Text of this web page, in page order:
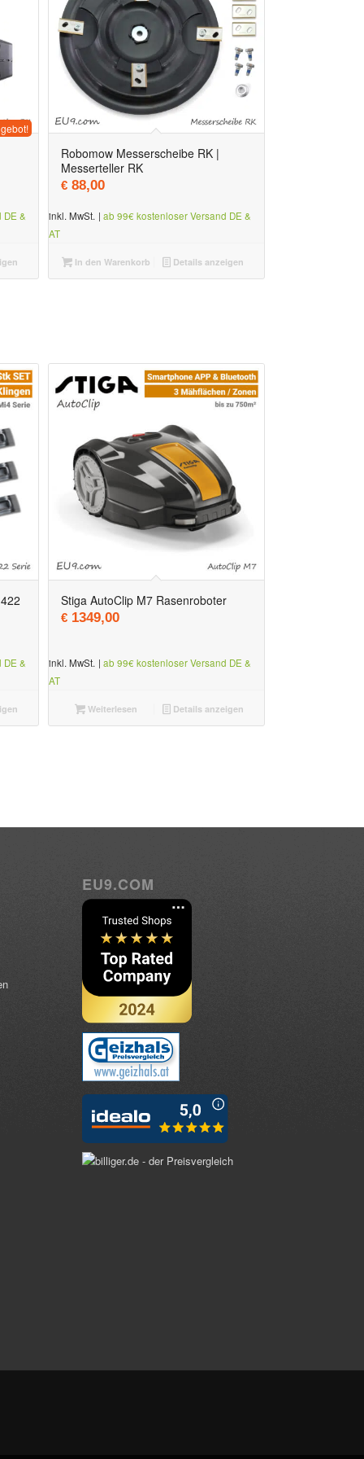
Preis war: € 358,00
Preis ist: € 328,00.
&
Robomow Messerscheibe RK |
Messerteller RK
€ 88,00
inkl. MwSt. |ab 99€ kostenloser Versand DE &
AT
In den Warenkorb Details anzeigen
&
Stiga AutoClip M7 Rasenroboter
€ 1349,00
inkl. MwSt. |ab 99€ kostenloser Versand DE &
AT
Weiterlesen Details anzeigen
EU9.COM